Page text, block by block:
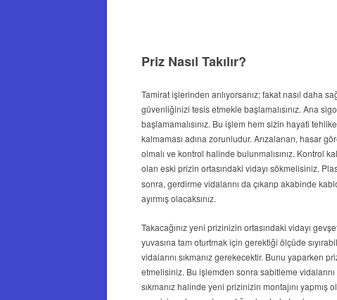
Priz Nasıl Takılır?
Tamirat işlerinden anlıyorsanız; fakat nasıl daha
güvenliğinizi tesis etmekle başlamalısınız. Ana
başlamamalısınız. Bu işlem hem sizin hayati
kalmaması adına zorunludur. Arızalanan, hasar
olmalı ve kontrol halinde bulunmalısınız. Kontrol
olan eski prizin ortasındaki vidayı sökmelisiniz.
sonra, gerdirme vidalarını da çıkarıp akabinde
ayırmış olacaksınız.
Takacağınız yeni prizinizin ortasındaki vidayı
yuvasına tam oturtmak için gerektiği ölçüde
vidalarını sıkmanız gerekecektir. Bunu yaparken
etmelisiniz. Bu işlemden sonra sabitleme
sıkmanız halinde yeni prizinizin montajını